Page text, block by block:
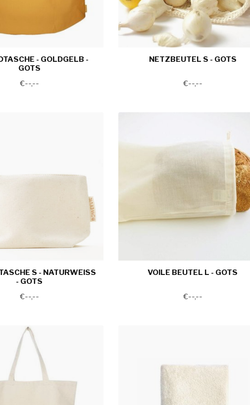
- GOLDGELB -
GOTS
€--,--
NETZBEUTEL S - GOTS
€--,--
S - NATURWEISS
- GOTS
€--,--
VOILE BEUTEL L - GOTS
€--,--